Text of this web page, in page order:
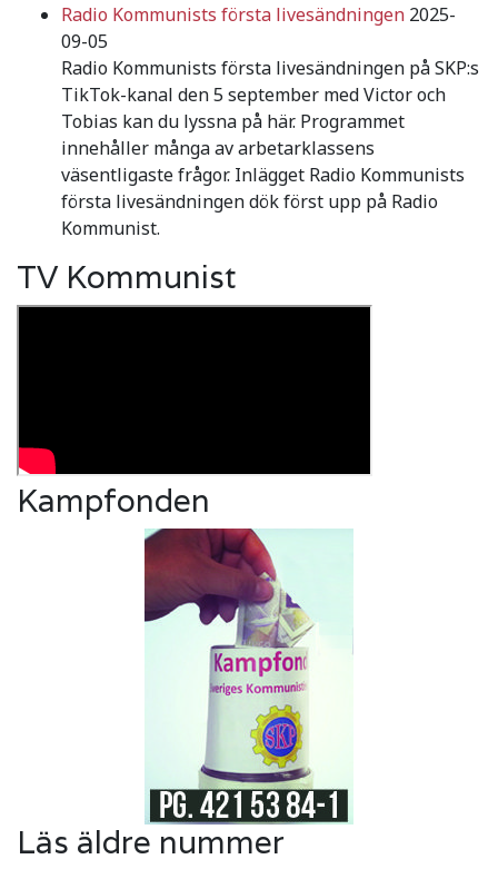
Radio Kommunists första livesändningen 2025-
09-05
Radio Kommunists första livesändningen på SKP:s
TikTok-kanal den 5 september med Victor och
Tobias kan du lyssna på här. Programmet
innehåller många av arbetarklassens
väsentligaste frågor. Inlägget Radio Kommunists
första livesändningen dök först upp på Radio
Kommunist.
TV Kommunist
Kampfonden
Läs äldre nummer